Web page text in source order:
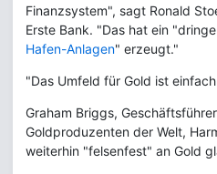
Finanzsystem", sagt Ronald
Erste Bank. "Das hat ein
Hafen-Anlagen" erzeugt."
"Das Umfeld für Gold ist
Graham Briggs,
Goldproduzenten der Welt,
weiterhin "felsenfest" an Gold